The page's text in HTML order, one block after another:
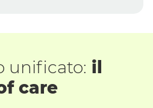
unificato: il
care